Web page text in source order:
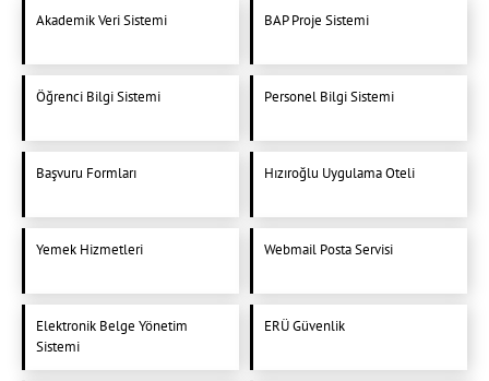
Akademik Veri Sistemi BAP Proje Sistemi
Öğrenci Bilgi Sistemi Personel Bilgi Sistemi
Başvuru Formları Hızıroğlu Uygulama Oteli
Yemek Hizmetleri Webmail Posta Servisi
Elektronik Belge Yönetim
Sistemi
ERÜ Güvenlik